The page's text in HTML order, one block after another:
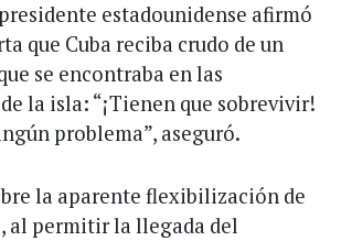
estadounidense afirmó
que Cuba reciba crudo de un
se encontraba en las
la isla: “¡Tienen que sobrevivir!
problema”, aseguró.
la aparente flexibilización de
al permitir la llegada del